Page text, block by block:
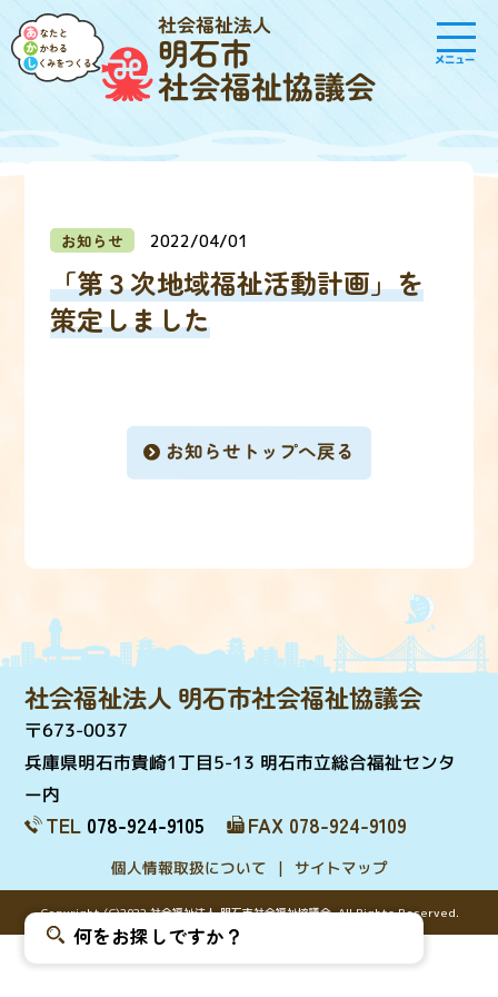
社会福祉法人
明石市
社会福祉協議会
メニュー
お知らせ 2022/04/01
「第３次地域福祉活動計画」を
策定しました
お知らせトップへ戻る
社会福祉法人 明石市社会福祉協議会
〒673-0037
兵庫県明石市貴崎1丁目5-13 明石市立総合福祉センタ
ー内
TEL 078-924-9105 FAX 078-924-9109
個人情報取扱について サイトマップ
Copyright (C)2022 社会福祉法人 明石市社会福祉協議会. All Rights Reserved.
何をお探しですか？